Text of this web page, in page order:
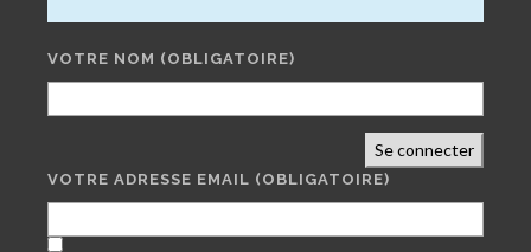
VOTRE NOM (OBLIGATOIRE)
Se connecter
VOTRE ADRESSE EMAIL (OBLIGATOIRE)